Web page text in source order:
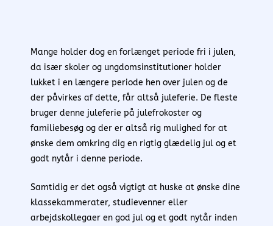
Mange holder dog en forlænget periode fri i julen,
da især skoler og ungdomsinstitutioner holder
lukket i en længere periode hen over julen og de
der påvirkes af dette, får altså juleferie. De fleste
bruger denne juleferie på julefrokoster og
familiebesøg og der er altså rig mulighed for at
ønske dem omkring dig en rigtig glædelig jul og et
godt nytår i denne periode.
Samtidig er det også vigtigt at huske at ønske dine
klassekammerater, studievenner eller
arbejdskollegaer en god jul og et godt nytår inden